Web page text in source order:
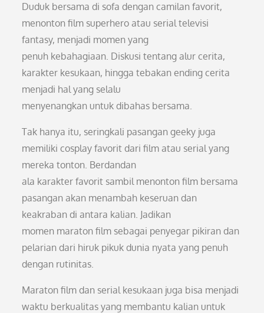
Duduk bersama di sofa dengan camilan favorit,
menonton film superhero atau serial televisi
fantasy, menjadi momen yang
penuh kebahagiaan. Diskusi tentang alur cerita,
karakter kesukaan, hingga tebakan ending cerita
menjadi hal yang selalu
menyenangkan untuk dibahas bersama.
Tak hanya itu, seringkali pasangan geeky juga
memiliki cosplay favorit dari film atau serial yang
mereka tonton. Berdandan
ala karakter favorit sambil menonton film bersama
pasangan akan menambah keseruan dan
keakraban di antara kalian. Jadikan
momen maraton film sebagai penyegar pikiran dan
pelarian dari hiruk pikuk dunia nyata yang penuh
dengan rutinitas.
Maraton film dan serial kesukaan juga bisa menjadi
waktu berkualitas yang membantu kalian untuk